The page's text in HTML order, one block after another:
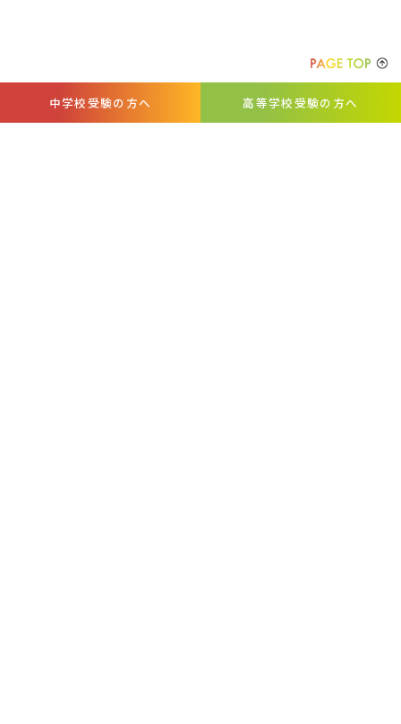
中学校受験の方へ 高等学校受験の方へ